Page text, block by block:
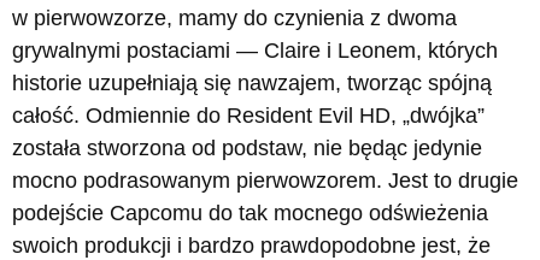
w pierwowzorze, mamy do czynienia z dwoma
grywalnymi postaciami — Claire i Leonem, których
historie uzupełniają się nawzajem, tworząc spójną
całość. Odmiennie do Resident Evil HD, „dwójka”
została stworzona od podstaw, nie będąc jedynie
mocno podrasowanym pierwowzorem. Jest to drugie
podejście Capcomu do tak mocnego odświeżenia
swoich produkcji i bardzo prawdopodobne jest, że